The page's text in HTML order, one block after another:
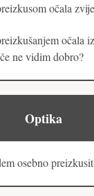
očala
očala
ne vidim dobro?
Optika
osebno